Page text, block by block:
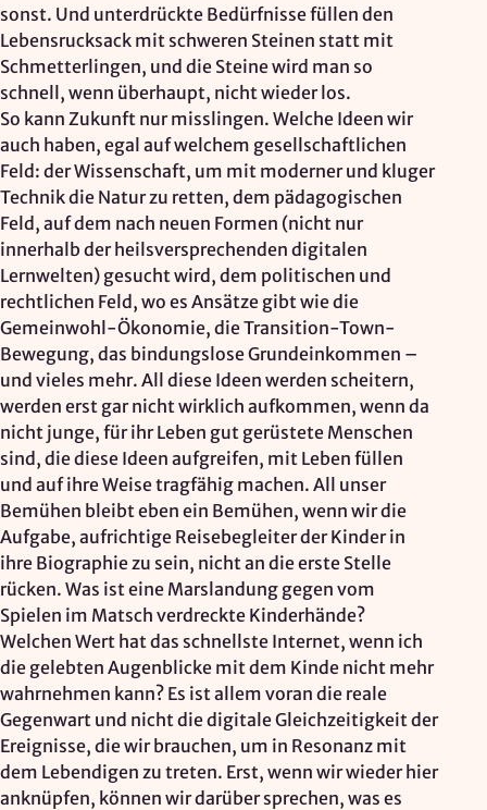
sonst. Und unterdrückte Bedürfnisse füllen den
Lebensrucksack mit schweren Steinen statt mit
Schmetterlingen, und die Steine wird man so
schnell, wenn überhaupt, nicht wieder los.
So kann Zukunft nur misslingen. Welche Ideen wir
auch haben, egal auf welchem gesellschaftlichen
Feld: der Wissenschaft, um mit moderner und kluger
Technik die Natur zu retten, dem pädagogischen
Feld, auf dem nach neuen Formen (nicht nur
innerhalb der heilsversprechenden digitalen
Lernwelten) gesucht wird, dem politischen und
rechtlichen Feld, wo es Ansätze gibt wie die
Gemeinwohl-Ökonomie, die Transition-Town-
Bewegung, das bindungslose Grundeinkommen –
und vieles mehr. All diese Ideen werden scheitern,
werden erst gar nicht wirklich aufkommen, wenn da
nicht junge, für ihr Leben gut gerüstete Menschen
sind, die diese Ideen aufgreifen, mit Leben füllen
und auf ihre Weise tragfähig machen. All unser
Bemühen bleibt eben ein Bemühen, wenn wir die
Aufgabe, aufrichtige Reisebegleiter der Kinder in
ihre Biographie zu sein, nicht an die erste Stelle
rücken. Was ist eine Marslandung gegen vom
Spielen im Matsch verdreckte Kinderhände?
Welchen Wert hat das schnellste Internet, wenn ich
die gelebten Augenblicke mit dem Kinde nicht mehr
wahrnehmen kann? Es ist allem voran die reale
Gegenwart und nicht die digitale Gleichzeitigkeit der
Ereignisse, die wir brauchen, um in Resonanz mit
dem Lebendigen zu treten. Erst, wenn wir wieder hier
anknüpfen, können wir darüber sprechen, was es